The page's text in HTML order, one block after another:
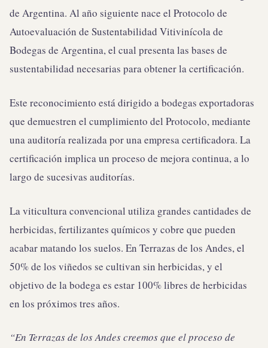
de Argentina. Al año siguiente nace el Protocolo de
Autoevaluación de Sustentabilidad Vitivinícola de
Bodegas de Argentina, el cual presenta las bases de
sustentabilidad necesarias para obtener la certificación.
Este reconocimiento está dirigido a bodegas exportadoras
que demuestren el cumplimiento del Protocolo, mediante
una auditoría realizada por una empresa certificadora. La
certificación implica un proceso de mejora continua, a lo
largo de sucesivas auditorías.
La viticultura convencional utiliza grandes cantidades de
herbicidas, fertilizantes químicos y cobre que pueden
acabar matando los suelos. En Terrazas de los Andes, el
50% de los viñedos se cultivan sin herbicidas, y el
objetivo de la bodega es estar 100% libres de herbicidas
en los próximos tres años.
“En Terrazas de los Andes creemos que el proceso de